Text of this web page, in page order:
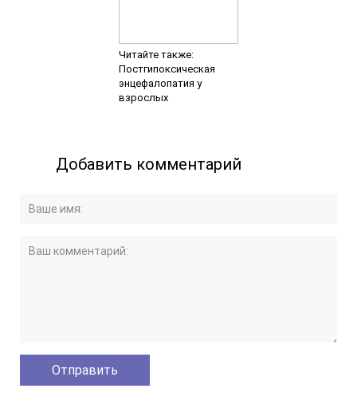
Читайте также:
Постгипоксическая
энцефалопатия у
взрослых
Добавить комментарий